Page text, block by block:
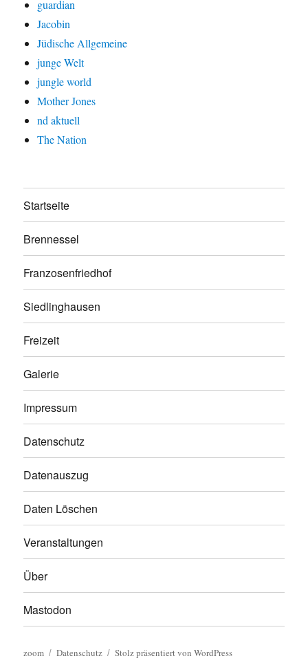
guardian
Jacobin
Jüdische Allgemeine
junge Welt
jungle world
Mother Jones
nd aktuell
The Nation
Startseite
Brennessel
Franzosenfriedhof
Siedlinghausen
Freizeit
Galerie
Impressum
Datenschutz
Datenauszug
Daten Löschen
Veranstaltungen
Über
Mastodon
zoom Datenschutz Stolz präsentiert von WordPress